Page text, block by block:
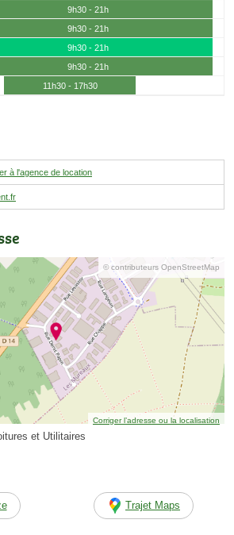
9h30 - 21h
9h30 - 21h
9h30 - 21h
9h30 - 21h
11h30 - 17h30
à l'agence de location
© contributeurs OpenStreetMap
Corriger l’adresse ou la localisation
et Utilitaires
Trajet Maps